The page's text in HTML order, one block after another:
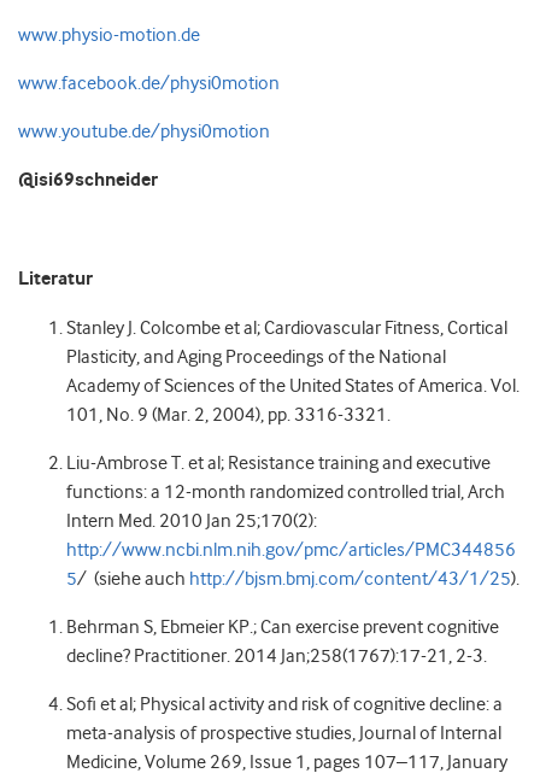
www.physio-motion.de
www.facebook.de/physi0motion
www.youtube.de/physi0motion
@isi69schneider
Literatur
Stanley J. Colcombe et al; Cardiovascular Fitness, Cortical
Plasticity, and Aging Proceedings of the National
Academy of Sciences of the United States of America. Vol.
101, No. 9 (Mar. 2, 2004), pp. 3316-3321.
Liu-Ambrose T. et al; Resistance training and executive
functions: a 12-month randomized controlled trial, Arch
Intern Med. 2010 Jan 25;170(2):
http://www.ncbi.nlm.nih.gov/pmc/articles/PMC344856
5/ (siehe auch http://bjsm.bmj.com/content/43/1/25).
Behrman S, Ebmeier KP.; Can exercise prevent cognitive
decline? Practitioner. 2014 Jan;258(1767):17-21, 2-3.
Sofi et al; Physical activity and risk of cognitive decline: a
meta-analysis of prospective studies, Journal of Internal
Medicine, Volume 269, Issue 1, pages 107–117, January